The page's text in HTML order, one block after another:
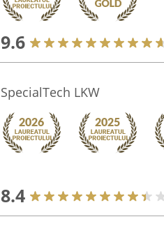
9.6
SpecialTech LKW
8.4